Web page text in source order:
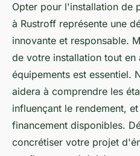
Opter pour l'installation de
à Rustroff représente une
innovante et responsable.
de votre installation tout en
équipements est essentiel.
aidera à comprendre les
influençant le rendement,
financement disponibles.
concrétiser votre projet